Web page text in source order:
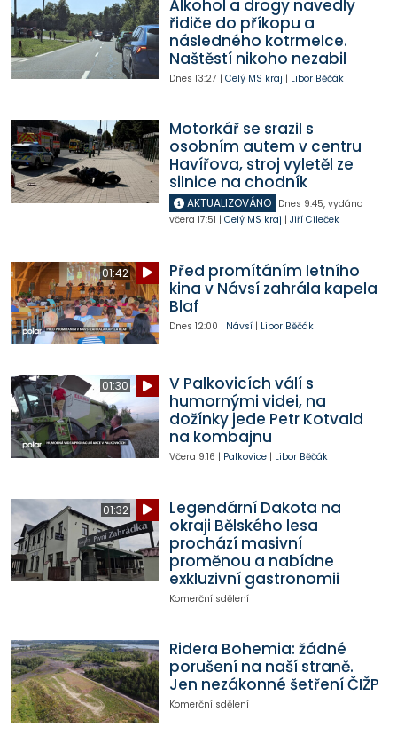
Alkohol a drogy navedly
řidiče do příkopu a
následného kotrmelce.
Naštěstí nikoho nezabil
Dnes 13:27 | Celý MS kraj | Libor Běčák
Motorkář se srazil s
osobním autem v centru
Havířova, stroj vyletěl ze
silnice na chodník
AKTUALIZOVÁNO Dnes 9:45, vydáno
včera 17:51 | Celý MS kraj | Jiří Cileček
01:42
Před promítáním letního
kina v Návsí zahrála kapela
Blaf
Dnes 12:00 | Návsí| Libor Běčák
01:30
V Palkovicích válí s
humornými videi, na
dožínky jede Petr Kotvald
na kombajnu
Včera 9:16 | Palkovice| Libor Běčák
01:32
Legendární Dakota na
okraji Bělského lesa
prochází masivní
proměnou a nabídne
exkluzivní gastronomii
Komerční sdělení
Ridera Bohemia: žádné
porušení na naší straně.
Jen nezákonné šetření ČIŽP
Komerční sdělení